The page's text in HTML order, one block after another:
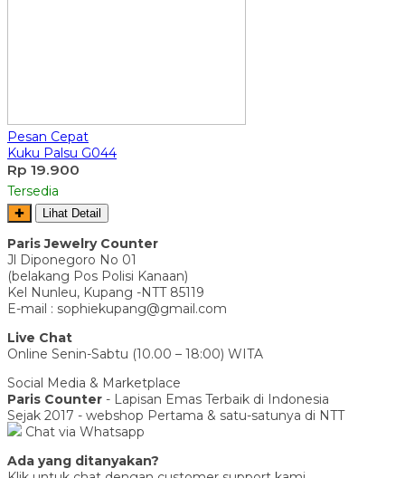
Pesan Cepat
Kuku Palsu G044
Rp 19.900
Tersedia
✚ Lihat Detail
Paris Jewelry Counter
Jl Diponegoro No 01
(belakang Pos Polisi Kanaan)
Kel Nunleu, Kupang -NTT 85119
E-mail : sophiekupang@gmail.com
Live Chat
Online Senin-Sabtu (10.00 – 18:00) WITA
Social Media & Marketplace
Paris Counter - Lapisan Emas Terbaik di Indonesia
Sejak 2017 - webshop Pertama & satu-satunya di NTT
Chat via Whatsapp
Ada yang ditanyakan?